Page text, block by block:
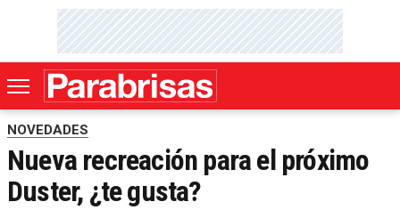
NOVEDADES
Nueva recreación para el próximo
Duster, ¿te gusta?